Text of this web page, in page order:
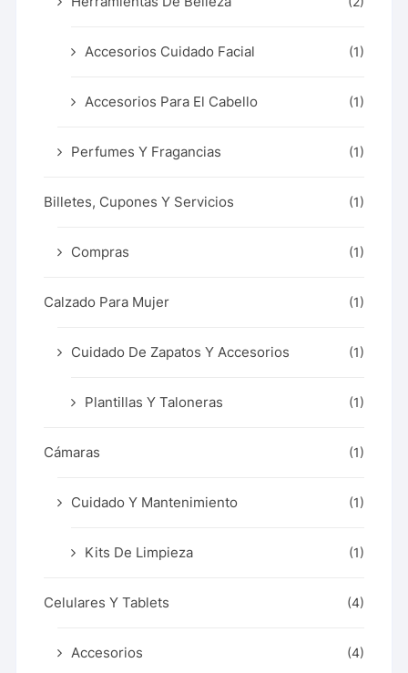
Accesorios Cuidado Facial (1)
Accesorios Para El Cabello (1)
Perfumes Y Fragancias (1)
Billetes, Cupones Y Servicios (1)
Compras (1)
Calzado Para Mujer (1)
Cuidado De Zapatos Y Accesorios (1)
Plantillas Y Taloneras (1)
Cámaras (1)
Cuidado Y Mantenimiento (1)
Kits De Limpieza (1)
Celulares Y Tablets (4)
Accesorios (4)